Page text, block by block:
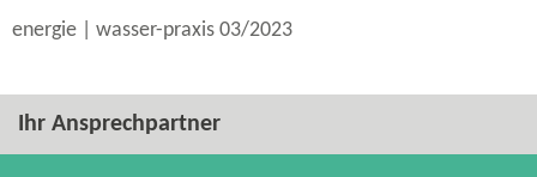
energie | wasser-​praxis 03/2023
Ihr Ansprechpartner